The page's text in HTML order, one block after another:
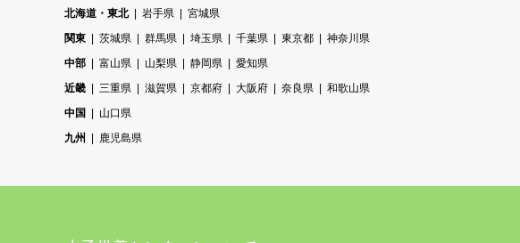
北海道・東北 岩手県
宮城県
関東
茨城県 群馬県 埼玉県 千葉県 東京都
神奈川県
中部
富山県 山梨県 静岡県
愛知県
近畿
三重県 滋賀県 京都府 大阪府 奈良県
和歌山県
中国
山口県
九州
鹿児島県